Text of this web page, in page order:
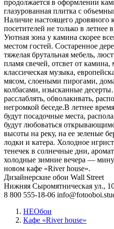
продолжается в оформлении
глазурованная плитка с
Наличие настоящего дровяного
посетителей не только в
Уютная зона у камина скорее
местом гостей. Состаренное
тяжелая брутальная мебель,
пламя свечей, отсвет от камина,
классическая музыка,
мясом, слоеными пирогами,
колбасами, изысканные
расслаблять, обволакивать,
негромкой беседе.В летнее
будут посадочные места,
будут любоваться
высоты на реку, на ее зеленые
лодки и катера. Холодное
тенечек в солнечные дни,
холодные зимние вечера —
новом кафе «River house».
Дизайнерские обои Wall Street
Нижняя Сыромятническая ул.,
8 800 555-18-06
НЕОбои
Кафе «River house»